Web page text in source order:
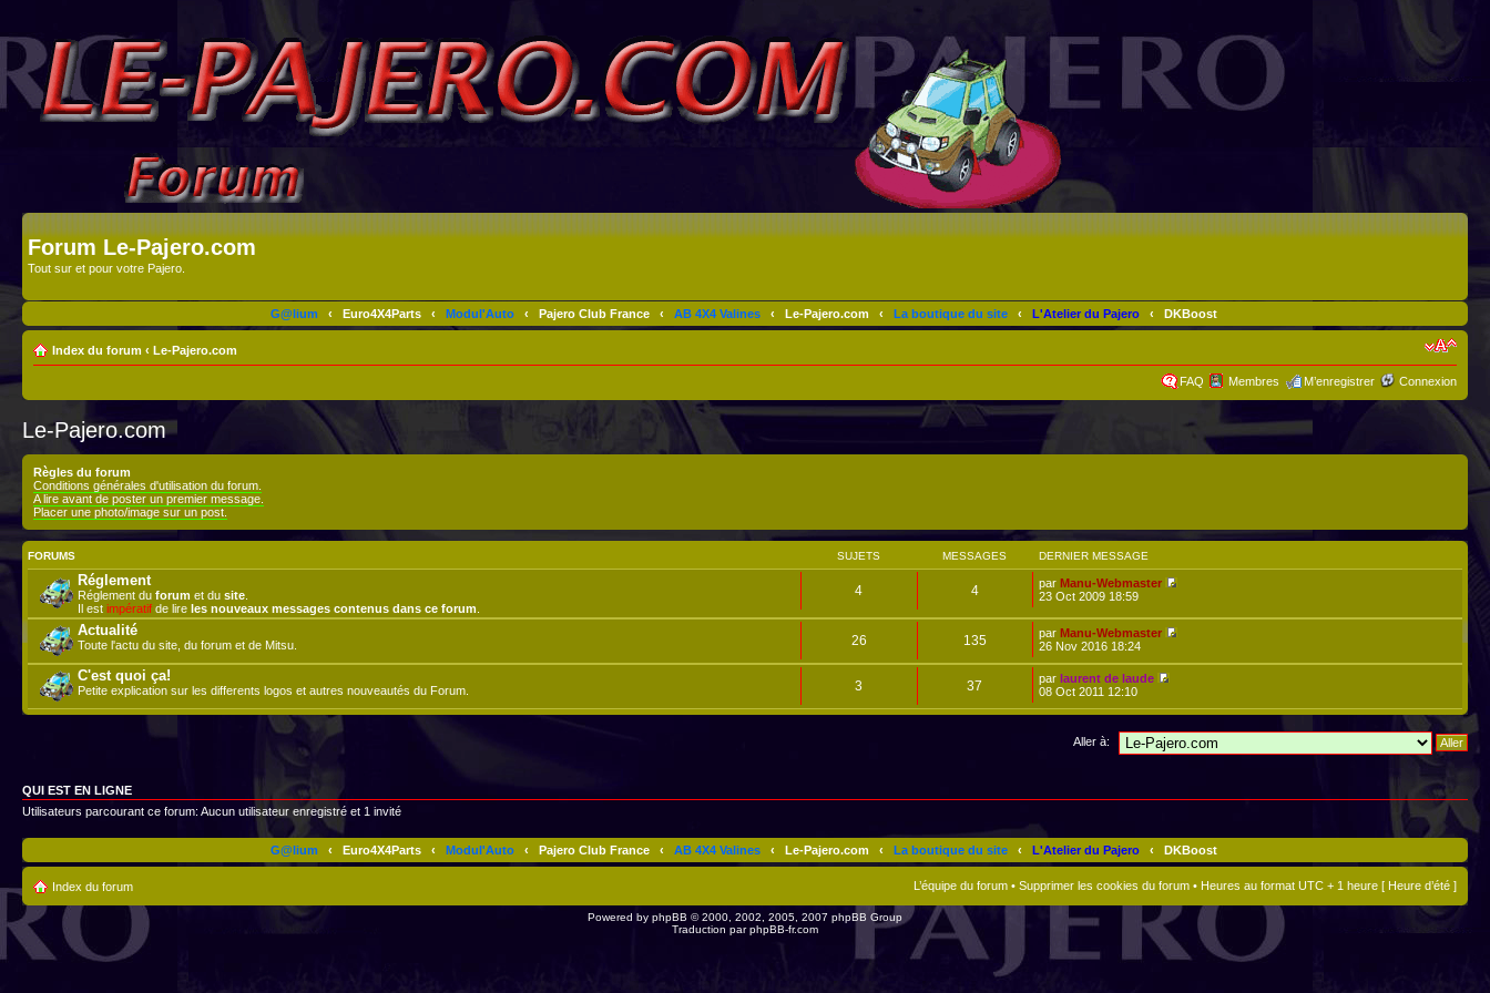
Forum Le-Pajero.com
Tout sur et pour votre Pajero.
G@lium ‹ Euro4X4Parts ‹ Modul'Auto ‹ Pajero Club France ‹ AB 4X4 Valines ‹ Le-Pajero.com ‹ La boutique du site ‹ L'Atelier du Pajero ‹ DKBoost
Index du forum ‹ Le-Pajero.com
FAQ Membres M’enregistrer Connexion
Le-Pajero.com
Règles du forum
Conditions générales d'utilisation du forum.
A lire avant de poster un premier message.
Placer une photo/image sur un post.
FORUMS SUJETS MESSAGES DERNIER MESSAGE
Réglement
Réglement du forum et du site
Il est impératif de lire les nouveaux messages contenus dans ce forum
4 4 parManu-Webmaster
23 Oct 2009 18:59
Actualité
Toute l'actu du site, du forum et de Mitsu. 26 135 parManu-Webmaster
26 Nov 2016 18:24
C'est quoi ça!
Petite explication sur les differents logos et autres nouveautés du Forum. 3 37 parlaurent de laude
08 Oct 2011 12:10
Aller à:
QUI EST EN LIGNE
Utilisateurs parcourant ce forum: Aucun utilisateur enregistré et 1 invité
G@lium ‹ Euro4X4Parts ‹ Modul'Auto ‹ Pajero Club France ‹ AB 4X4 Valines ‹ Le-Pajero.com ‹ La boutique du site ‹ L'Atelier du Pajero ‹ DKBoost
Index du forum L’équipe du forum • Supprimer les cookies du forum • Heures au format UTC + 1 heure [ Heure d’été ]
Powered by phpBB © 2000, 2002, 2005, 2007 phpBB Group
Traduction parphpBB-fr.com